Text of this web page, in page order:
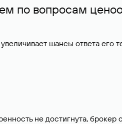
по вопросам
шансы ответа
не достигнута,